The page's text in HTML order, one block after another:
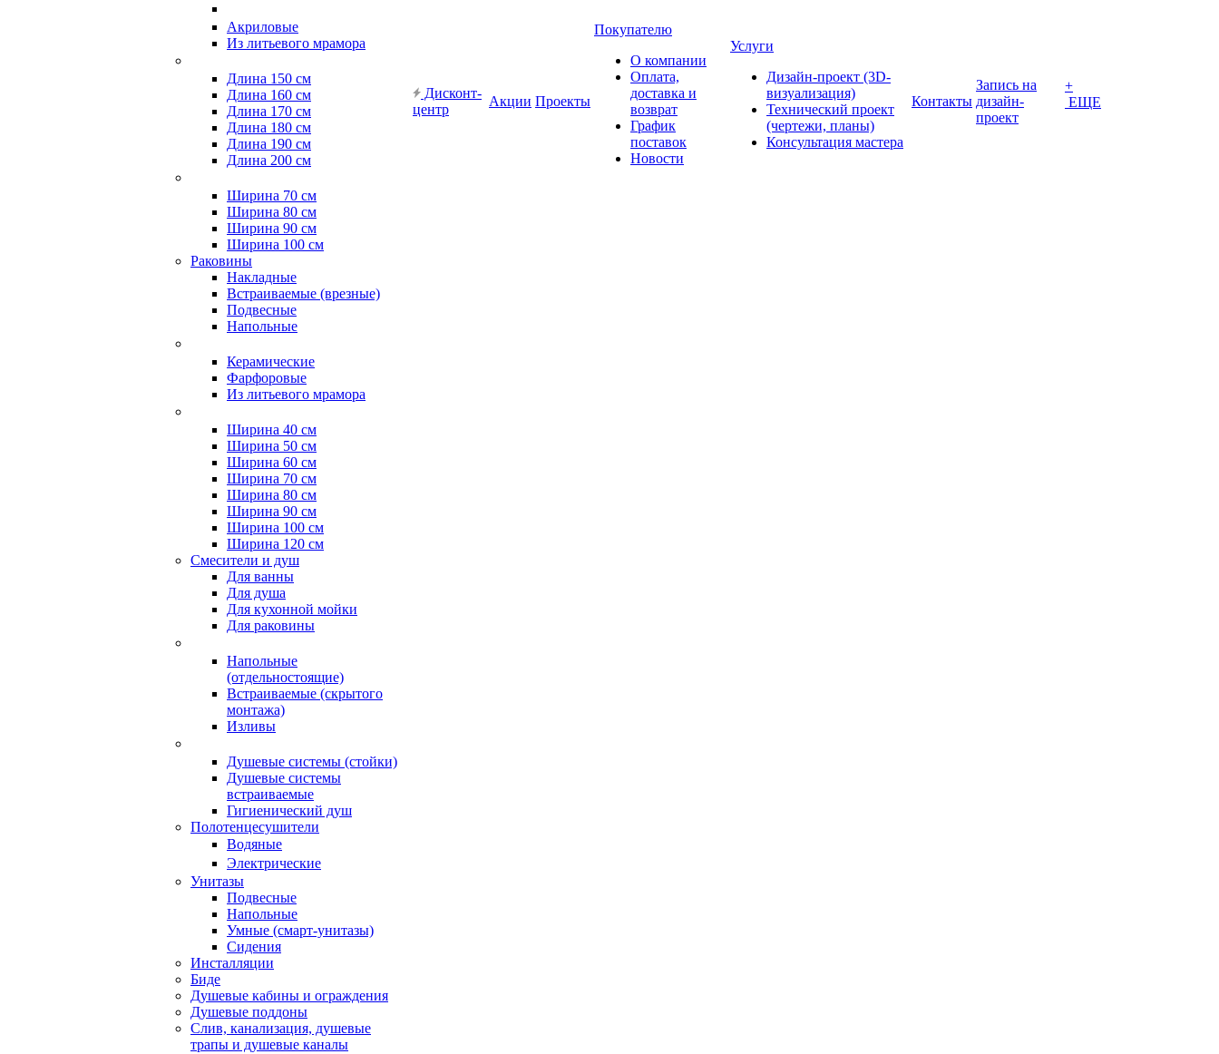
Акриловые
Из литьевого мрамора
Длина 150 см
Длина 160 см
Длина 170 см
Длина 180 см
Длина 190 см
Длина 200 см
Ширина 70 см
Ширина 80 см
Ширина 90 см
Ширина 100 см
Раковины
Накладные
Встраиваемые (врезные)
Подвесные
Напольные
Керамические
Фарфоровые
Из литьевого мрамора
Ширина 40 см
Ширина 50 см
Ширина 60 см
Ширина 70 см
Ширина 80 см
Ширина 90 см
Ширина 100 см
Ширина 120 см
Смесители и душ
Для ванны
Для душа
Для кухонной мойки
Для раковины
Напольные
(отдельностоящие)
Встраиваемые (скрытого
монтажа)
Изливы
Душевые системы (стойки)
Душевые системы
встраиваемые
Гигиенический душ
Полотенцесушители
ㅤВодяные
ㅤЭлектрические
Унитазы
Подвесные
Напольные
Умные (смарт-унитазы)
Сидения
Инсталляции
Биде
Душевые кабины и ограждения
Душевые поддоны
Слив, канализация, душевые
трапы и душевые каналы
Дисконт-
центр
Акции Проекты
Покупателю
О компании
Оплата,
доставка и
возврат
График
поставок
Новости
Услуги
Дизайн-проект (3D-
визуализация)
Технический проект
(чертежи, планы)
Консультация мастера
Контакты
Запись на
дизайн-
проект
+
ЕЩЕ